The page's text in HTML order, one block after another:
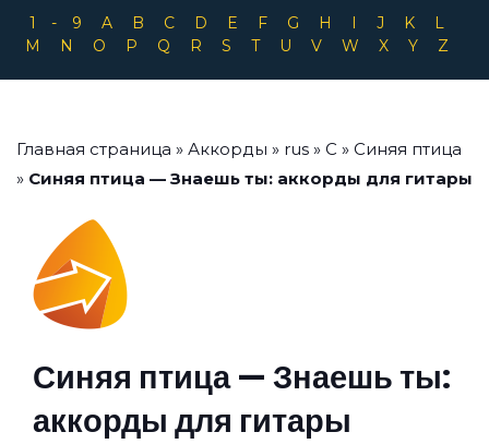
1-9
A B C D E F G H I J K
L
M
N O P Q R S T U V W X Y Z
Главная страница » Аккорды » rus » С » Синяя птица
» Синяя птица — Знаешь ты: аккорды для гитары
Синяя птица — Знаешь ты:
аккорды для гитары